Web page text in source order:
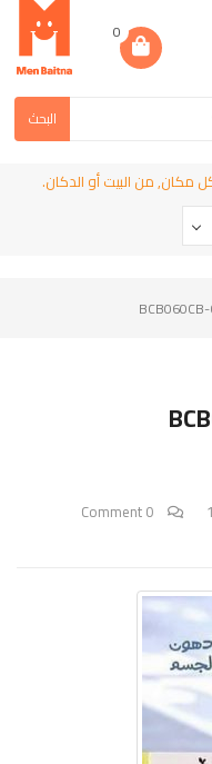
0
البحث
مكان, من البيت أو الدكان.